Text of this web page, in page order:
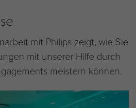
mit Philips zeigt, wie Sie
mit unserer Hilfe durch
meistern können.